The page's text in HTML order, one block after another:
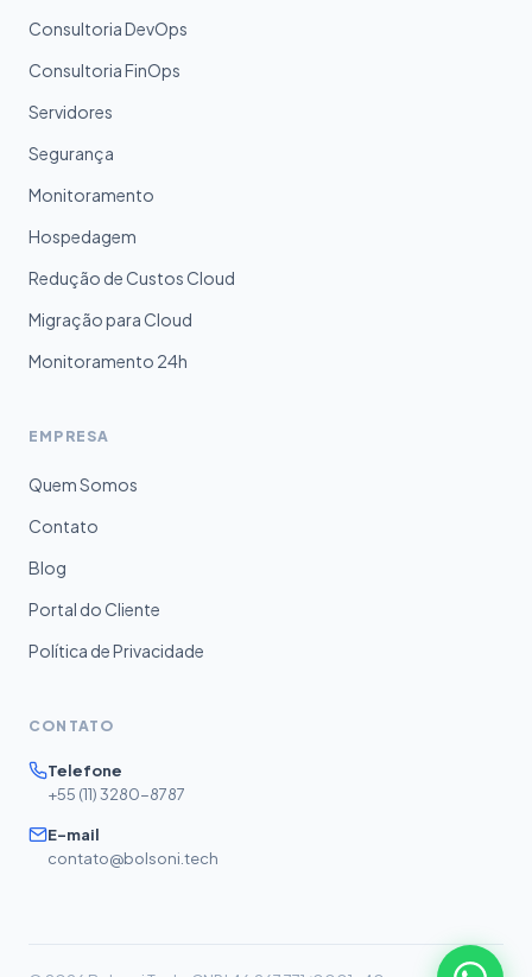
Consultoria DevOps
Consultoria FinOps
Servidores
Segurança
Monitoramento
Hospedagem
Redução de Custos Cloud
Migração para Cloud
Monitoramento 24h
EMPRESA
Quem Somos
Contato
Blog
Portal do Cliente
Política de Privacidade
CONTATO
Telefone
+55 (11) 3280-8787
E-mail
contato@bolsoni.tech